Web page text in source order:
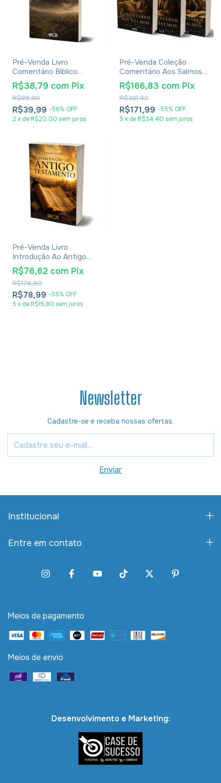
Pré-Venda Livro
Comentário Bíblico
Exegético: O Livro De
Josué - Daniel Sotelo
R$39,99 -56% OFF
R$89,90
R$38,79 com Pix
2 x de R$20,00 sem juros
Pré-Venda Coleção
Comentário Aos Salmos -
Santo Agostinho
R$171,99 -55% OFF
R$381,90
R$166,83 com Pix
5 x de R$34,40 sem juros
Pré-Venda Livro
Introdução Ao Antigo
Testamento - Kennedy
Carvalho
R$78,99 -55% OFF
R$176,90
R$76,62 com Pix
5 x de R$15,80 sem juros
Newsletter
Cadastre-se e receba nossas ofertas.
Institucional
Entre em contato
Meios de pagamento
Meios de envio
Desenvolvimento e Marketing: